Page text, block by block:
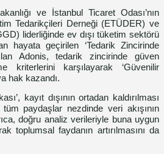
ve İstanbul Ticaret Odası’nın
Tedarikçileri Derneği (ETÜDER) ve
liderliğinde ev dışı tüketim sektörü
hayata geçirilen ‘Tedarik Zincirinde
Adonis, tedarik zincirinde güven
kriterlerini karşılayarak ‘Güvenilir
hak kazandı.
kayıt dışının ortadan kaldırılması
paydaşlar nezdinde veri akışının
doğru analiz verileriyle buna uygun
toplumsal faydanın artırılmasını da